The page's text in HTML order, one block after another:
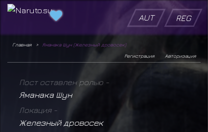
AUT REG
Главная
Яманака Шун (Железный дровосек)
Авторизация
Регистрация
Пост оставлен ролью -
Яманака Шун
Локация -
Железный дровосек